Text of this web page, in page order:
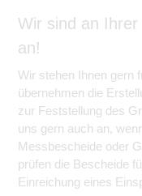
Wir sind an
an!
Wir stehen Ihnen gern
übernehmen die
zur Feststellung des
uns gern auch an,
Messbescheide oder
prüfen die Bescheide
Einreichung eines